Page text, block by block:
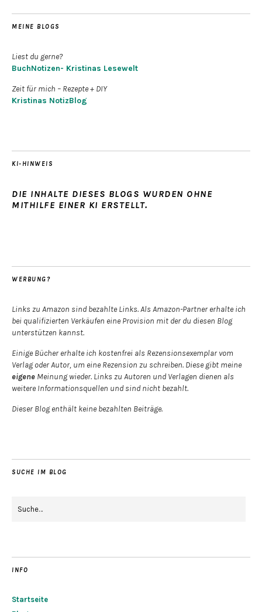
MEINE BLOGS
Liest du gerne?
BuchNotizen- Kristinas Lesewelt
Zeit für mich – Rezepte + DIY
Kristinas NotizBlog
KI-HINWEIS
DIE INHALTE DIESES BLOGS WURDEN OHNE
MITHILFE EINER KI ERSTELLT.
WERBUNG?
Links zu Amazon sind bezahlte Links. Als Amazon-Partner erhalte ich
bei qualifizierten Verkäufen eine Provision mit der du diesen Blog
unterstützen kannst.
Einige Bücher erhalte ich kostenfrei als Rezensionsexemplar vom
Verlag oder Autor, um eine Rezension zu schreiben. Diese gibt meine
eigene Meinung wieder. Links zu Autoren und Verlagen dienen als
weitere Informationsquellen und sind nicht bezahlt.
Dieser Blog enthält keine bezahlten Beiträge.
SUCHE IM BLOG
INFO
Startseite